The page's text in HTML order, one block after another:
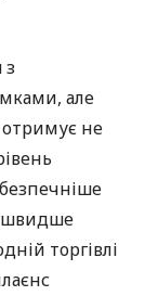
з
але
отримує не
швидше
торгівлі